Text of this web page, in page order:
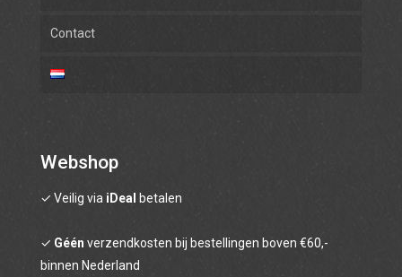
Rum
Beerbrandy
Absinth
Wodka
Contact
Webshop
✓ Veilig via iDeal betalen
✓ Géén verzendkosten bij bestellingen boven €60,-
binnen Nederland